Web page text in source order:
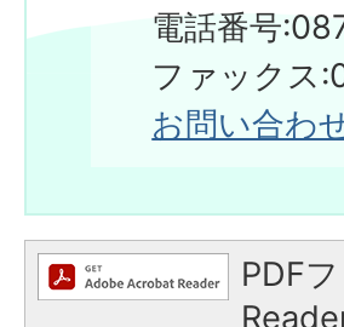
電話番号
ファックス
お問い合わ
PDF